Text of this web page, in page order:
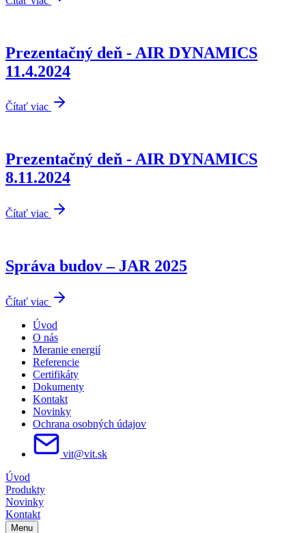
Prezentačný deň - AIR DYNAMICS
11.4.2024
Čítať viac
Prezentačný deň - AIR DYNAMICS
8.11.2024
Čítať viac
Správa budov – JAR 2025
Čítať viac
Úvod
O nás
Meranie energií
Referencie
Certifikáty
Dokumenty
Kontakt
Novinky
Ochrana osobných údajov
vit@vit.sk
Úvod
Produkty
Novinky
Kontakt
Menu